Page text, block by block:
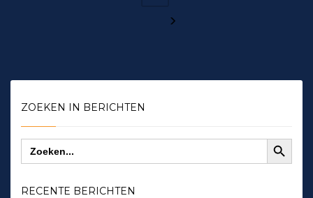
ZOEKEN IN BERICHTEN
Zoek
naar:
Zoekknop
RECENTE BERICHTEN